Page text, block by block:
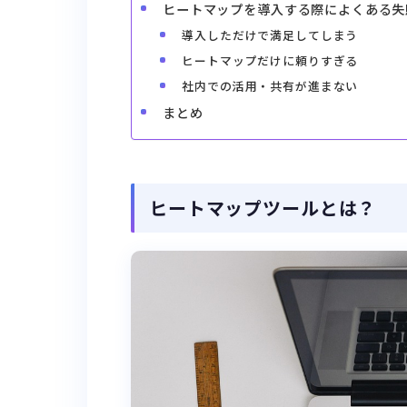
ヒートマップを導入する際によくある
導入しただけで満足してしまう
ヒートマップだけに頼りすぎる
社内での活用・共有が進まない
まとめ
ヒートマップツールとは？